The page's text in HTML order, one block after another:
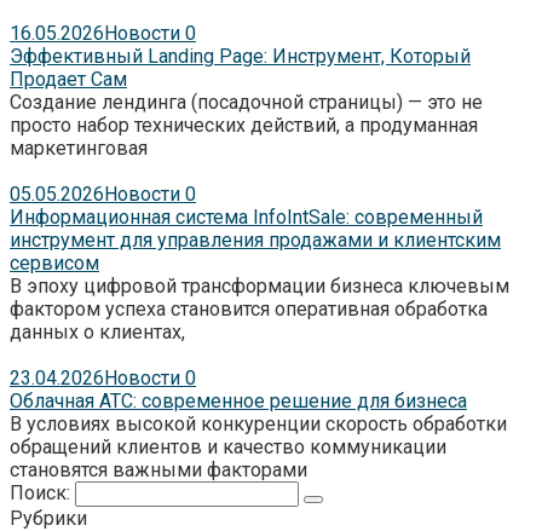
16.05.2026Новости 0
Эффективный Landing Page: Инструмент, Который
Продает Сам
Создание лендинга (посадочной страницы) — это не
просто набор технических действий, а продуманная
маркетинговая
05.05.2026Новости 0
Информационная система InfoIntSale: современный
инструмент для управления продажами и клиентским
сервисом
В эпоху цифровой трансформации бизнеса ключевым
фактором успеха становится оперативная обработка
данных о клиентах,
23.04.2026Новости 0
Облачная АТС: современное решение для бизнеса
В условиях высокой конкуренции скорость обработки
обращений клиентов и качество коммуникации
становятся важными факторами
Поиск:
Рубрики